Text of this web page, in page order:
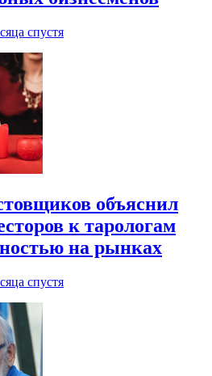
спустя
объяснил
к тарологам
на рынках
спустя